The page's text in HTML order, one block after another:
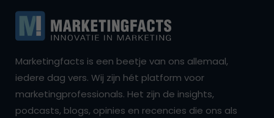
Marketingfacts is een beetje van ons allemaal,
iedere dag vers. Wij zijn hét platform voor
marketingprofessionals. Het zijn de insights,
podcasts, blogs, opinies en recencies die ons als